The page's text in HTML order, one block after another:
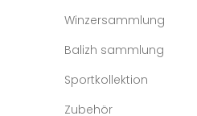
Winzersammlung
Balizh sammlung
Sportkollektion
Zubehör